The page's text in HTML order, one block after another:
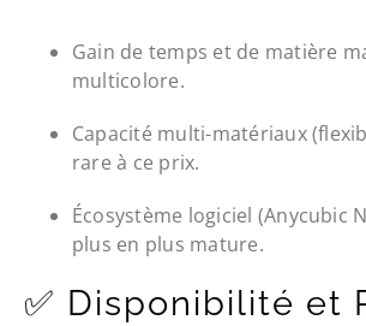
Gain de temps et de matière
multicolore.
Capacité multi-matériaux
rare à ce prix.
Écosystème logiciel (Anycubic
plus en plus mature.
✅ Disponibilité et